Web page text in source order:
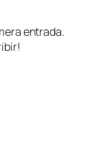
entrada.